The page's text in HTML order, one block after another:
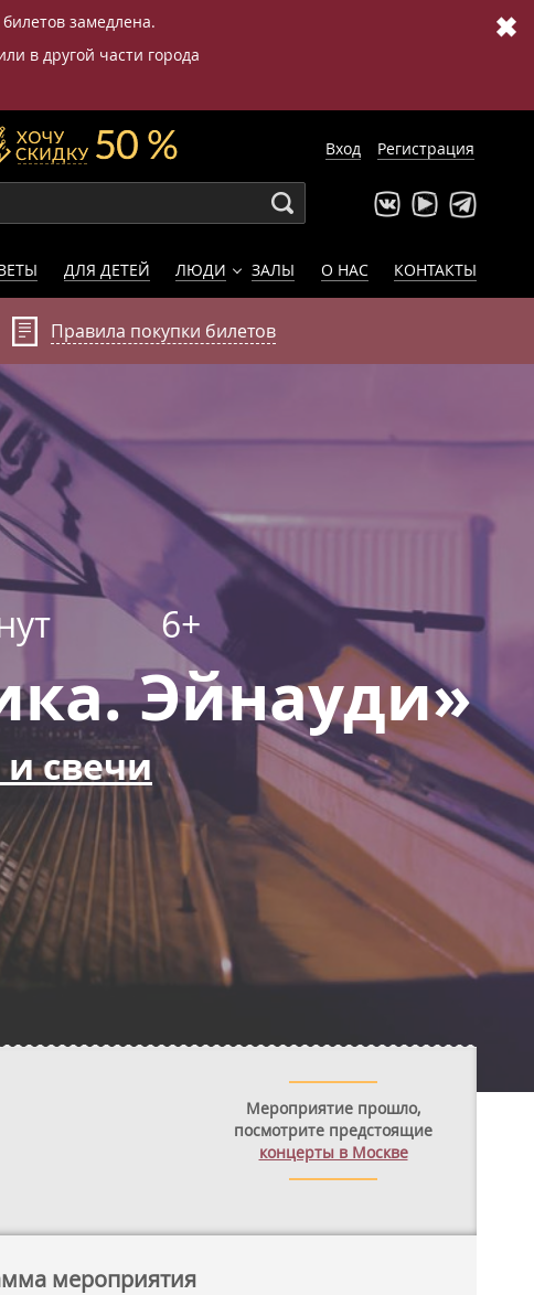
замедлена.
в другой части города
✖
Вход Регистрация
ДЛЯ ДЕТЕЙ ЛЮДИ ЗАЛЫ О НАС КОНТАКТЫ
Правила покупки билетов
6+
Эйнауди»
свечи
Мероприятие прошло,
посмотрите предстоящие
концерты в Москве
мероприятия